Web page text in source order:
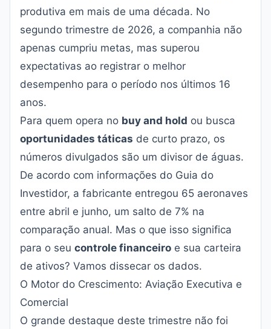
produtiva em mais de uma década. No
segundo trimestre de 2026, a companhia não
apenas cumpriu metas, mas superou
expectativas ao registrar o melhor
desempenho para o período nos últimos 16
anos.
Para quem opera no buy and hold ou busca
oportunidades táticas de curto prazo, os
números divulgados são um divisor de águas.
De acordo com informações do Guia do
Investidor, a fabricante entregou 65 aeronaves
entre abril e junho, um salto de 7% na
comparação anual. Mas o que isso significa
para o seu controle financeiro e sua carteira
de ativos? Vamos dissecar os dados.
O Motor do Crescimento: Aviação Executiva e
Comercial
O grande destaque deste trimestre não foi